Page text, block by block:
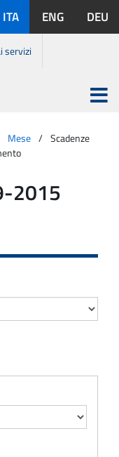
ITA ENG DEU
servizi
Apri
menu
Mese
Scadenze
2015